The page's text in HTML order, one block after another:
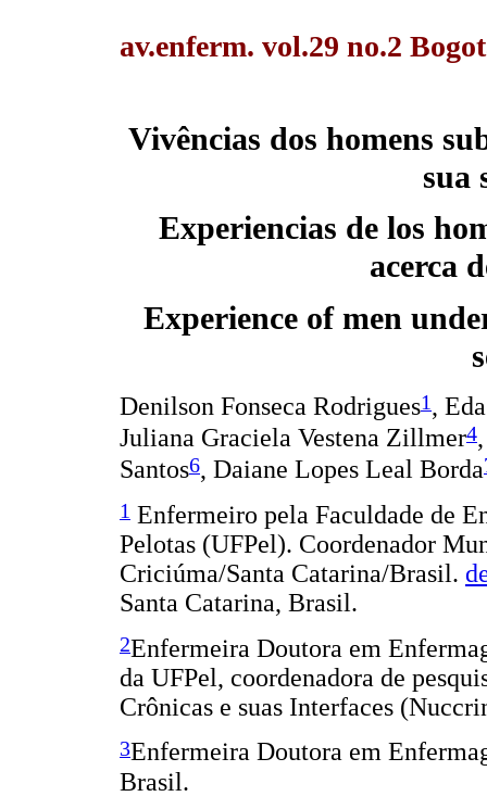
av.enferm. vol.29 no.2
Vivências dos homens
sua
Experiencias de los
acerca
Experience of men
Denilson Fonseca Rodrigues1,
Juliana Graciela Vestena Zillmer4
Santos6, Daiane Lopes Leal Borda
1 Enfermeiro pela Faculdade de
Pelotas (UFPel). Coordenador
Criciúma/Santa Catarina/Brasil.
Santa Catarina, Brasil.
2Enfermeira Doutora em
da UFPel, coordenadora de
Crônicas e suas Interfaces
3Enfermeira Doutora em
Brasil.